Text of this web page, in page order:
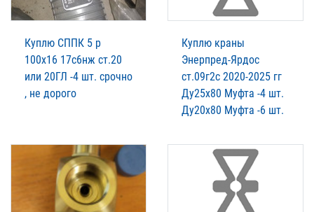
Куплю СППК 5 р
100х16 17с6нж ст.20
или 20ГЛ -4 шт. срочно
, не дорого
Куплю краны
Энерпред-Ярдос
ст.09г2с 2020-2025 гг
Ду25х80 Муфта -4 шт.
Ду20х80 Муфта -6 шт.